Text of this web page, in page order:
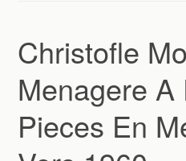
Christofle
Menagere A
Pieces En